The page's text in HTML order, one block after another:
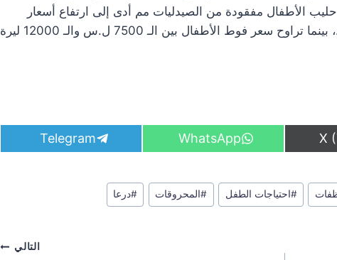
أنواع حليب الأطفال مفقودة من الصيدليات مم أدى إلى ارتفاع أسعار
بعض الأنواع إلى ما يزيد عن العشرين الف ليرة.، بينما تراوح سعر فوط الأطفال بين الـ 7500 ل.س والـ 12000 ليرة
X
S
h
e
o
WhatsApp
S
h
Telegram
#احتياجات الطفل #المحروقات #درعا
التالي